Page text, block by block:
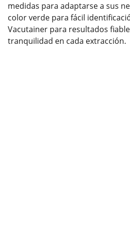
medidas para adaptarse a sus
color verde para fácil
Vacutainer para resultados
tranquilidad en cada extracción.